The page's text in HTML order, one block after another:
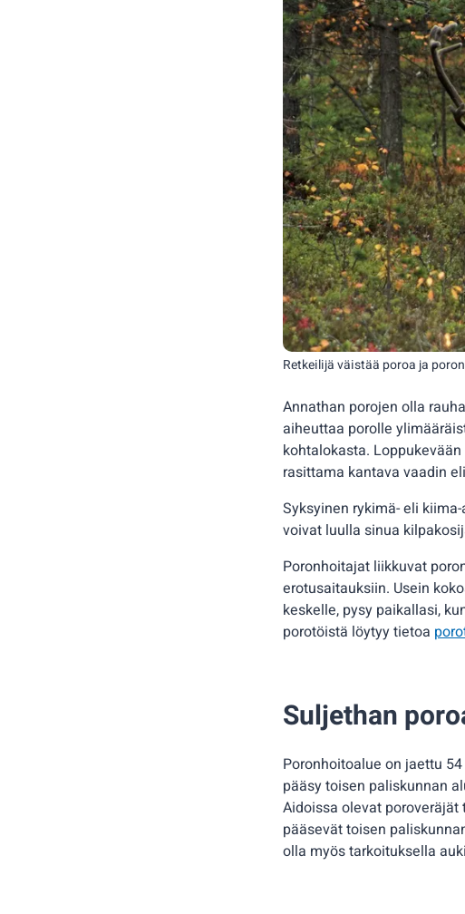
Annathan porojen olla
aiheuttaa porolle
kohtalokasta.
rasittama kantava vaadin
Syksyinen rykimä- eli
voivat luulla sinua
Poronhoitajat liikkuvat
erotusaitauksiin. Usein
keskelle, pysy paikallasi,
porotöistä löytyy tietoa
Retkeilijä väistää poroa ja
Suljethan
Poronhoitoalue on jaettu
pääsy toisen paliskunnan
Aidoissa olevat
pääsevät toisen
olla myös tarkoituksella